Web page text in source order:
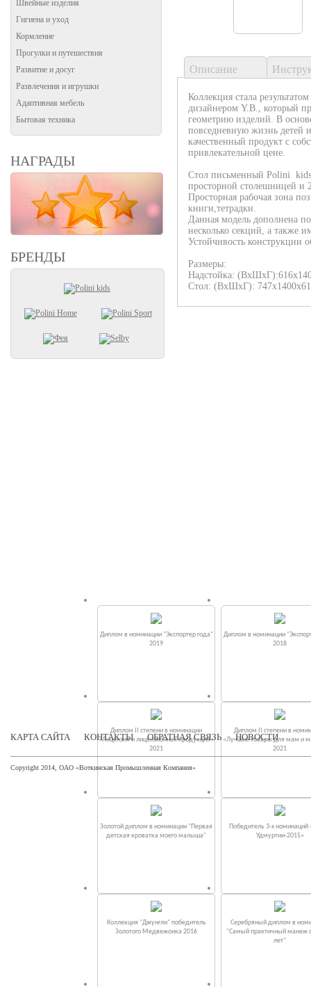
Швейные изделия
Гигиена и уход
Кормление
Прогулки и путешествия
Развитие и досуг
Развлечения и игрушки
Адаптивная мебель
Бытовая техника
НАГРАДЫ
БРЕНДЫ
Описание
Коллекция стала
дизайнером Y.B., который
геометрию изделий. В
повседневную жизнь детей
качественный продукт с
привлекательной цене.
Стол письменный Polini
просторной столешницей
Просторная рабочая зона
книги,тетрадки.
Данная модель дополнена
несколько секций, а также
Устойчивость конструкции
Размеры:
Надстойка:
Стол: (ВхШхГ):
Диплом в номинации "Экспортер года"
2019
Диплом в номинации
2018
Диплом II степени в номинации
«Лицензия и лицензионная продукция»
2021
Диплом II степени в
«Лучшие товары для мам и
2021
Золотой диплом в номинации "Первая
детская кроватка моего малыша"
Победитель 3-х номинаций
Удмуртии-2015»
Коллекция "Джунгли" победитель
Золотого Медвежонка 2016
Серебряный диплом в
"Самый практичный манеж
лет"
КАРТА САЙТА КОНТАКТЫ ОБРАТНАЯ СВЯЗЬ НОВОСТИ
Copyright 2014, ОАО «Воткинская Промышленная Компания»